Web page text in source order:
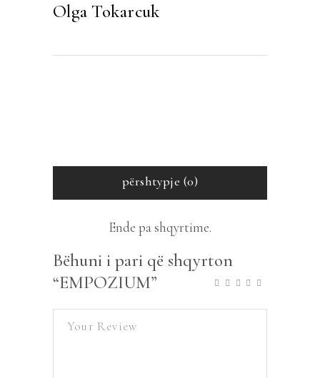
Olga Tokarcuk
përshtypje (0)
Ende pa shqyrtime.
Bëhuni i pari që shqyrton
“EMPOZIUM”